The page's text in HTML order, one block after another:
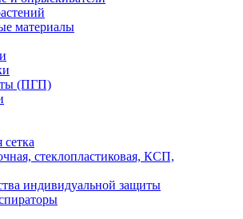
материалы
(ПГП)
стеклопластиковая, КСП,
индивидуальной защиты